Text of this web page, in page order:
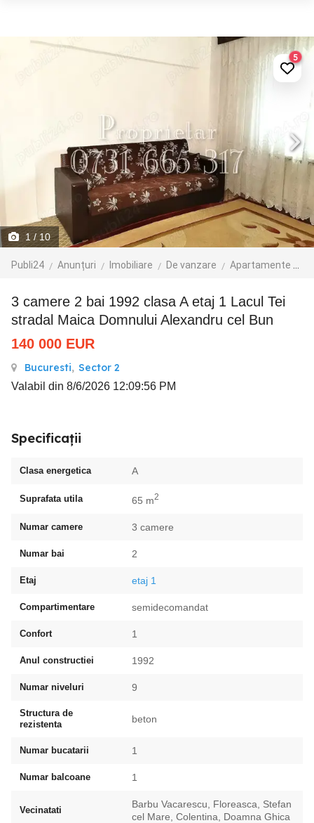
1 / 10
Publi24 Anunțuri Imobiliare De vanzare Apartamente de vanzare
5
3 camere 2 bai 1992 clasa A etaj 1 Lacul Tei
stradal Maica Domnului Alexandru cel Bun
140 000 EUR
Bucuresti, Sector 2
Valabil din 8/6/2026 12:09:56 PM
Specificații
Clasa energetica A
Suprafata utila 65 m2
Numar camere 3 camere
Numar bai 2
Etaj etaj 1
Compartimentare semidecomandat
Confort 1
Anul constructiei 1992
Numar niveluri 9
Structura de
rezistenta
beton
Numar bucatarii 1
Numar balcoane 1
Vecinatati
Barbu Vacarescu, Floreasca, Stefan
cel Mare, Colentina, Doamna Ghica